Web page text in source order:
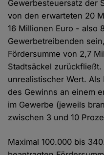
Gewerbesteuersatz der
von den erwarteten 20
16 Millionen Euro - also
Gewerbetreibenden
Fördersumme von 2,7
Stadtsäckel zurückfließt.
unrealistischer Wert.
des Gewinns an einem
im Gewerbe (jeweils
zwischen 3 und 10
Maximal 100.000 bis